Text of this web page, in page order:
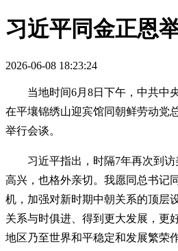
习近平同金正恩
2026-06-08 18:23:24
当地时间6月8日下午，中共中
在平壤锦绣山迎宾馆同朝鲜劳动党
举行会谈。
习近平指出，时隔7年再次到
高兴，也格外亲切。我愿同总书记
机，加强对新时期中朝关系的顶层
关系与时俱进、得到更大发展，更
地区乃至世界和平稳定和发展繁荣